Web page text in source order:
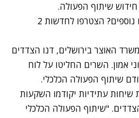
שיתוף הפעולה.
רוצים לקבל עדכונים נוספים? הצטרפו לחדשות 2
האוצר בירושלים, דנו הצדדים
אמון. השרים החליטו על לוח
שיתוף הפעולה הכלכלי.
שיחות עתידיות יקודמו השקעות
"שיתוף הפעולה הכלכלי